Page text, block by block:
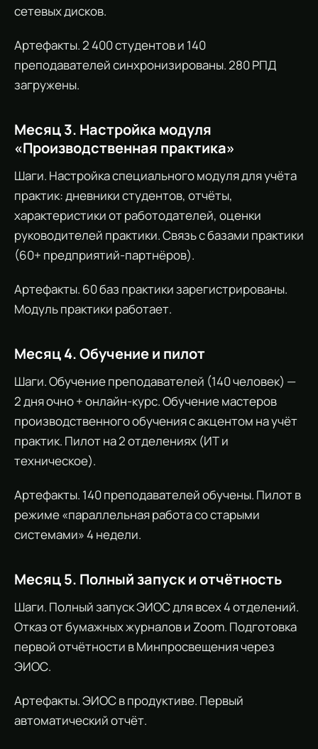
сетевых дисков.
Артефакты. 2 400 студентов и 140
преподавателей синхронизированы. 280 РПД
загружены.
Месяц 3. Настройка модуля
«Производственная практика»
Шаги. Настройка специального модуля для учёта
практик: дневники студентов, отчёты,
характеристики от работодателей, оценки
руководителей практики. Связь с базами практики
(60+ предприятий-партнёров).
Артефакты. 60 баз практики зарегистрированы.
Модуль практики работает.
Месяц 4. Обучение и пилот
Шаги. Обучение преподавателей (140 человек) —
2 дня очно + онлайн-курс. Обучение мастеров
производственного обучения с акцентом на учёт
практик. Пилот на 2 отделениях (ИТ и
техническое).
Артефакты. 140 преподавателей обучены. Пилот в
режиме «параллельная работа со старыми
системами» 4 недели.
Месяц 5. Полный запуск и отчётность
Шаги. Полный запуск ЭИОС для всех 4 отделений.
Отказ от бумажных журналов и Zoom. Подготовка
первой отчётности в Минпросвещения через
ЭИОС.
Артефакты. ЭИОС в продуктиве. Первый
автоматический отчёт.